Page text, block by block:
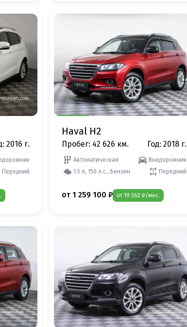
2016 г.
Передний
Haval H2
Пробег: 42 626 км. Год: 2018 г.
Автоматическая
Внедорожник
1.5 л, 150 л.с., Бензин
Передний
от 1 259 100 ₽ от 19 562 ₽/мес.